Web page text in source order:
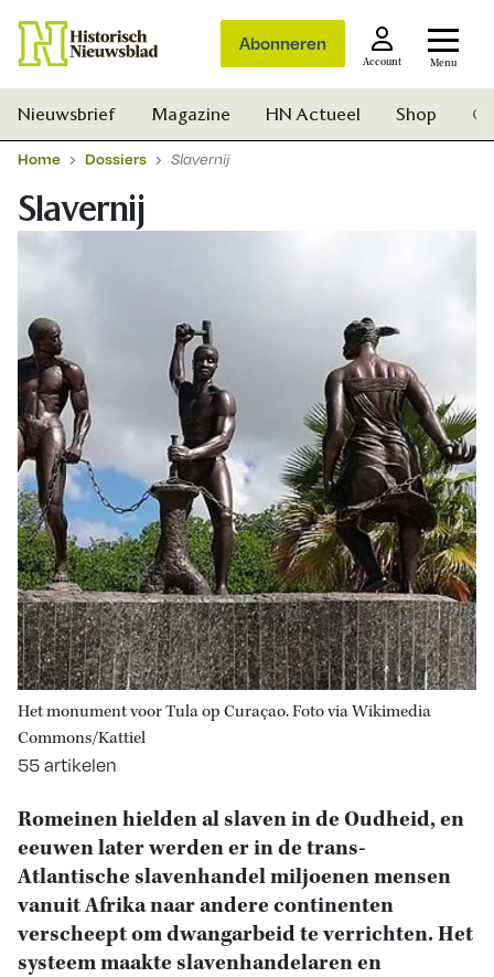
Abonneren
Account Menu
Zoek
Nieuwsbrief Magazine HN Actueel Shop
Home Dossiers Slavernij
Slavernij
Het monument voor Tula op Curaçao. Foto via Wikimedia
Commons/Kattiel
55 artikelen
Romeinen hielden al slaven in de Oudheid, en
eeuwen later werden er in de trans-
Atlantische slavenhandel miljoenen mensen
vanuit Afrika naar andere continenten
verscheept om dwangarbeid te verrichten. Het
systeem maakte slavenhandelaren en